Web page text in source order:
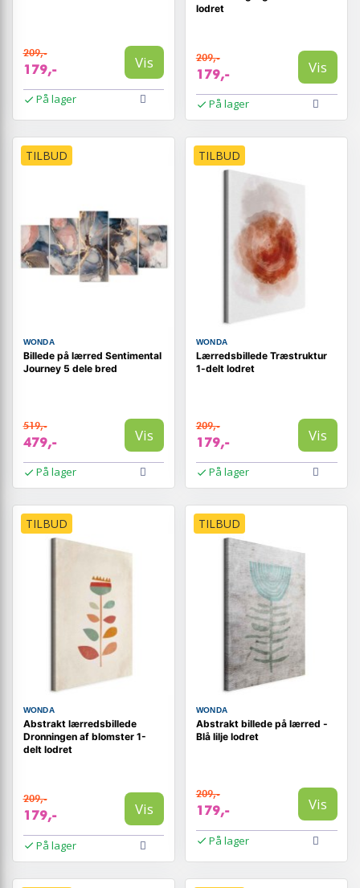
209,-
179,- Vis
På lager
lodret
209,-
179,- Vis
På lager
TILBUD
WONDA
Billede på lærred Sentimental
Journey 5 dele bred
519,-
479,- Vis
På lager
TILBUD
WONDA
Lærredsbillede Træstruktur
1-delt lodret
209,-
179,- Vis
På lager
TILBUD
WONDA
Abstrakt lærredsbillede
Dronningen af blomster 1-
delt lodret
209,-
179,- Vis
På lager
TILBUD
WONDA
Abstrakt billede på lærred -
Blå lilje lodret
209,-
179,- Vis
På lager